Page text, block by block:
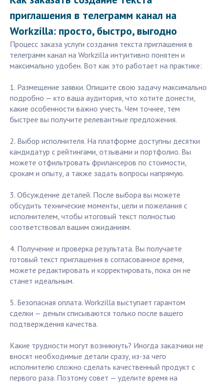
приглашения в телеграмм канал на
Workzilla: просто, быстро, выгодно
Процесс заказа услуги создания текста приглашения в
телеграмм канал на Workzilla интуитивно понятен и
максимально удобен. Вот как это работает на практике:
1. Размещение заявки. Опишите свою задачу максимально
подробно — кто ваша аудитория, что хотите донести,
какие особенности важно учесть. Чем точнее, тем
быстрее вы получите релевантные предложения.
2. Выбор исполнителя. На платформе доступны десятки
кандидатур с рейтингами, отзывами и портфолио. Вы
можете отфильтровать фрилансеров по стоимости,
срокам и опыту, а также задать вопросы напрямую.
3. Обсуждение деталей. После выбора вы можете
обсудить технические моменты, цели и пожелания с
исполнителем, чтобы итоговый текст полностью
соответствовал вашим ожиданиям.
4. Получение и проверка результата. Вы получаете
готовый текст приглашения в согласованное время,
можете редактировать и корректировать, пока он не
станет идеальным.
5. Безопасная оплата. Workzilla выступает гарантом
сделки — деньги списываются только после вашего
подтверждения качества.
Какие трудности могут возникнуть? Иногда заказчики не
вносят необходимые детали сразу, из-за чего
исполнителю сложно сделать качественный продукт с
первого раза. Поэтому совет — уделите время на